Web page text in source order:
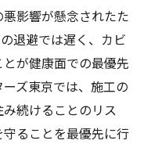
影響が懸念されたた
退避では遅く、カビ
が健康面での最優先
ズ東京では、施工の
続けることのリス
ることを最優先に行